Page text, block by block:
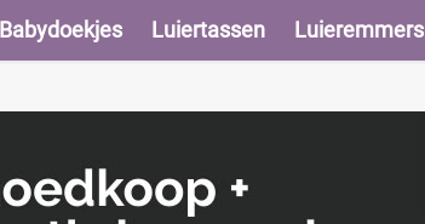
Babydoekjes Luiertassen Luieremmers